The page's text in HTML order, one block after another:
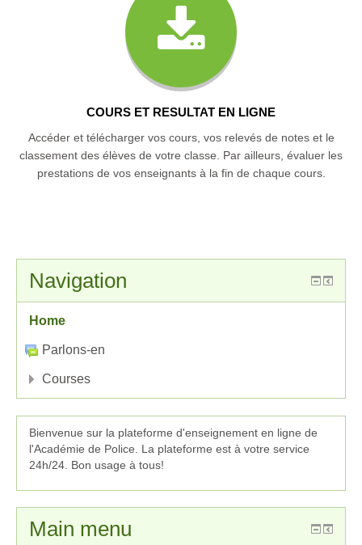
COURS ET RESULTAT EN LIGNE
Accéder et télécharger vos cours, vos relevés de notes et le
classement des élèves de votre classe. Par ailleurs, évaluer les
prestations de vos enseignants à la fin de chaque cours.
Navigation
Home
Parlons-en
Courses
Bienvenue sur la plateforme d'enseignement en ligne de
l'Académie de Police. La plateforme est à votre service
24h/24. Bon usage à tous!
Main menu